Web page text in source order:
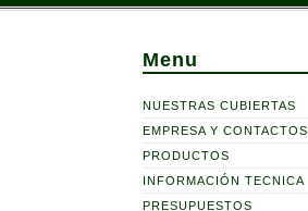
Menu
NUESTRAS CUBIERTAS
EMPRESA Y CONTACTOS
PRODUCTOS
INFORMACIÓN TECNICA
PRESUPUESTOS